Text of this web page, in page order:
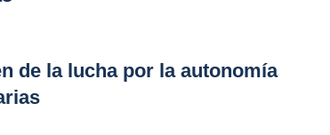
de la lucha por la autonomía